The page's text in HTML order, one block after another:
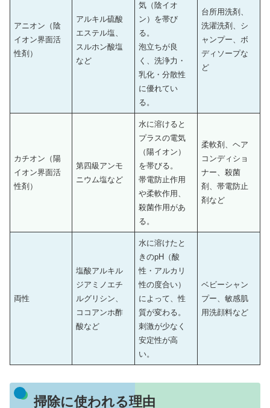
アニオン（陰
イオン界面活
性剤）
アルキル硫酸
エステル塩、
スルホン酸塩
など
気（陰イオ
ン）を帯び
る。
泡立ちが良
く、洗浄力・
乳化・分散性
に優れてい
る。
台所用洗剤、
洗濯洗剤、シ
ャンプー、ボ
ディソープな
ど
カチオン（陽
イオン界面活
性剤）
第四級アンモ
ニウム塩など
水に溶けると
プラスの電気
（陽イオン）
を帯びる。
帯電防止作用
や柔軟作用、
殺菌作用があ
る。
柔軟剤、ヘア
コンディショ
ナー、殺菌
剤、帯電防止
剤など
両性
塩酸アルキル
ジアミノエチ
ルグリシン、
ココアンホ酢
酸など
水に溶けたと
きのpH（酸
性・アルカリ
性の度合い）
によって、性
質が変わる。
刺激が少なく
安定性が高
い。
ベビーシャン
プー、敏感肌
用洗顔料など
掃除に使われる理由